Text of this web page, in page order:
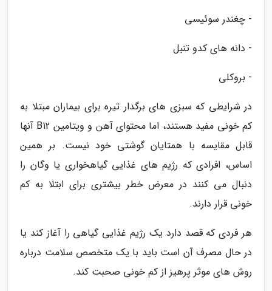
- چغندر سوئیسی
- دانه های کدو تنبل
- بروکلی
در شرایطی که سبزی های برگدار تیره برای بیماران مبتلا به
کم خونی مفید هستند، اما محتوای آهن و ویتامین B12 آنها
قابل مقایسه با همتایان گوشتی خود نیست. بر همین
اساس، افرادی که رژیم های غذایی گیاهخواری یا وگان را
دنبال می کنند در معرض خطر بیشتری برای ابتلا به کم
خونی قرار دارند.
هر فردی که قصد دارد یک رژیم غذایی گیاهی را آغاز کند یا
در حال مصرف آن است باید با یک متخصص سلامت درباره
روش های موثر پرهیز از کم خونی صحبت کند.